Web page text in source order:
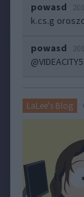
powasd
k.cs.g
powasd
@VIDEACITY5
LaLee's Blog